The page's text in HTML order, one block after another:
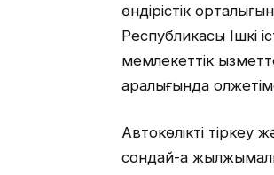
өндірістік
Республикасы Ішкі
мемлекеттік
аралығында
Автокөлікті тіркеу
сондай-ақ